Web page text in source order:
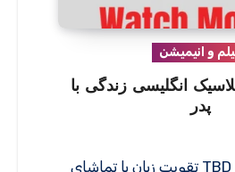
و انیمیشن
انگلیسی زندگی با
پدر